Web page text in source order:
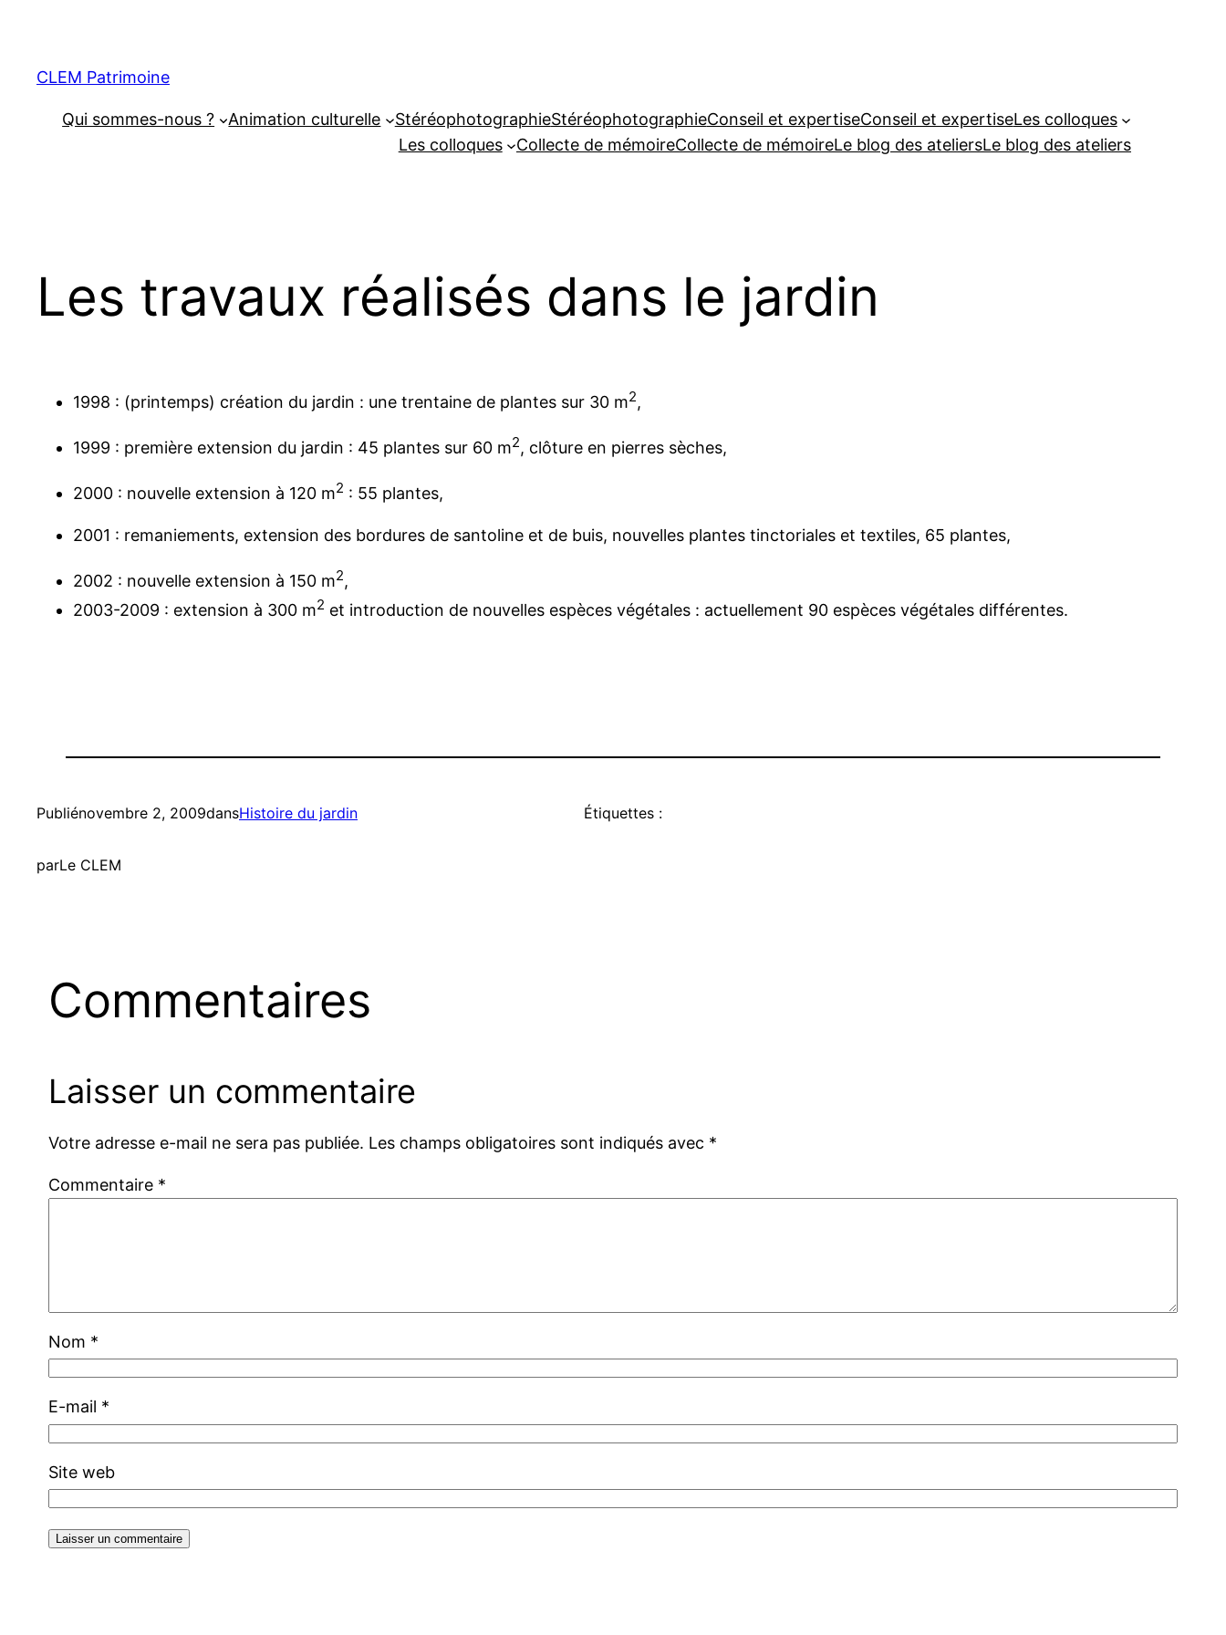
CLEM Patrimoine
Qui sommes-nous ? Animation culturelle StéréophotographieStéréophotographieConseil et expertiseConseil et expertiseLes colloques
Les colloques
Collecte de mémoireCollecte de mémoireLe blog des ateliersLe blog des ateliers
Les travaux réalisés dans le jardin
1998 : (printemps) création du jardin : une trentaine de plantes sur 30 m2,
1999 : première extension du jardin : 45 plantes sur 60 m2, clôture en pierres sèches,
2000 : nouvelle extension à 120 m2 : 55 plantes,
2001 : remaniements, extension des bordures de santoline et de buis, nouvelles plantes tinctoriales et textiles, 65 plantes,
2002 : nouvelle extension à 150 m2,
2003-2009 : extension à 300 m2 et introduction de nouvelles espèces végétales : actuellement 90 espèces végétales différentes.
Publiénovembre 2, 2009dansHistoire du jardin
parLe CLEM
Étiquettes :
Commentaires
Laisser un commentaire
Votre adresse e-mail ne sera pas publiée. Les champs obligatoires sont indiqués avec *
Commentaire *
Nom *
E-mail *
Site web